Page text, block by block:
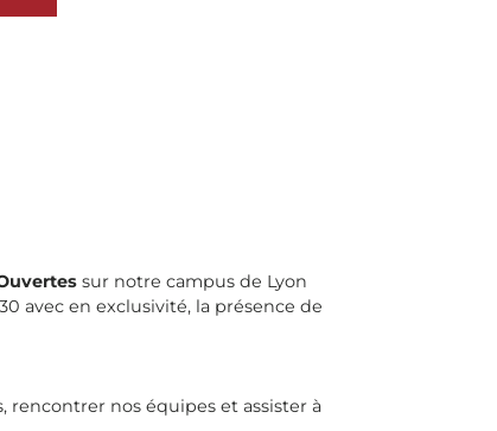
sur notre campus de Lyon
avec en exclusivité, la présence de
rencontrer nos équipes et assister à